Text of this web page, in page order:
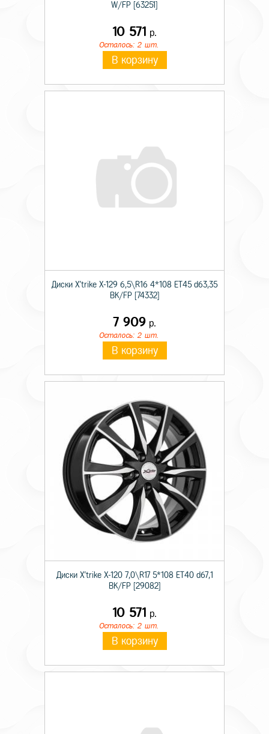
W/FP [63251]
10 571 р.
Осталось: 2 шт.
В корзину
Диски X'trike X-129 6,5\R16 4*108 ET45 d63,35
BK/FP [74332]
7 909 р.
Осталось: 2 шт.
В корзину
Диски X'trike X-120 7,0\R17 5*108 ET40 d67,1
BK/FP [29082]
10 571 р.
Осталось: 2 шт.
В корзину